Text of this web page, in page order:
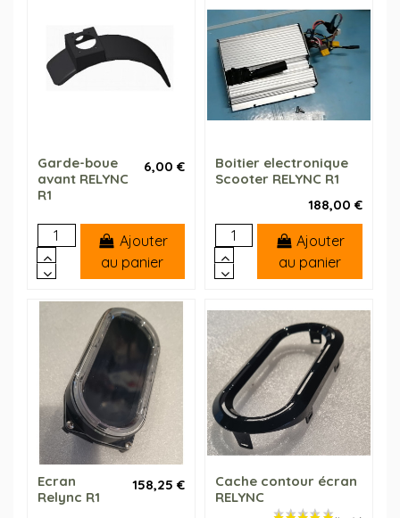
Garde-boue
avant RELYNC
R1
6,00 €
Ajouter
au panier
Boitier electronique
Scooter RELYNC R1
188,00 €
Ajouter
au panier
Ecran
Relync R1
158,25 €
Cache contour écran
RELYNC